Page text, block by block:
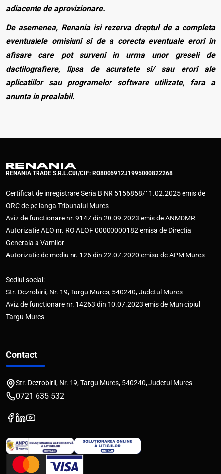
adiacente de aprovizionare.
De asemenea, Renania isi rezerva dreptul de a completa
eventualele omisiuni si de a corecta eventuale erori in
afisare care pot surveni in urma unor greseli de
dactilografiere, lipsa de acuratete si/ sau erori ale
aplicatiilor sau programelor software utilizate, fara a
anunta in prealabil.
RENANIA TRADE S.R.L.CUI/CIF: RO8006912J1995000822268
Certificat de inregistrare Seria B NR 5156858/11.02.2025 emis de
ORC de pe langa Tribunalul Mures
Aviz de functionare nr. 9147 din 20.09.2023 emis de ANMDMR
Autorizatie AEO nr. RO AEOF 00000000182 emisa de Directia
Generala a Vamilor
Autorizatie de mediu nr. 126 din 22.07.2020 emisa de APM Mures
Sediul social:
Str. Dezrobirii, Nr. 19, Targu Mures, 540240, Judetul Mures
Aviz de functionare nr. 14263 din 10.07.2023 emis de Municipiul
Targu Mures
Contact
Str. Dezrobirii, Nr. 19, Targu Mures, 540240, Judetul Mures
0721 635 532